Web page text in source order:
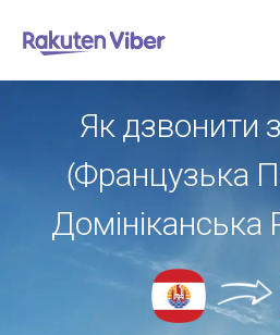
Як дзвонити
(Французька
Домініканська